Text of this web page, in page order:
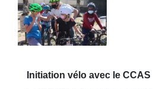
Initiation vélo avec le CCAS